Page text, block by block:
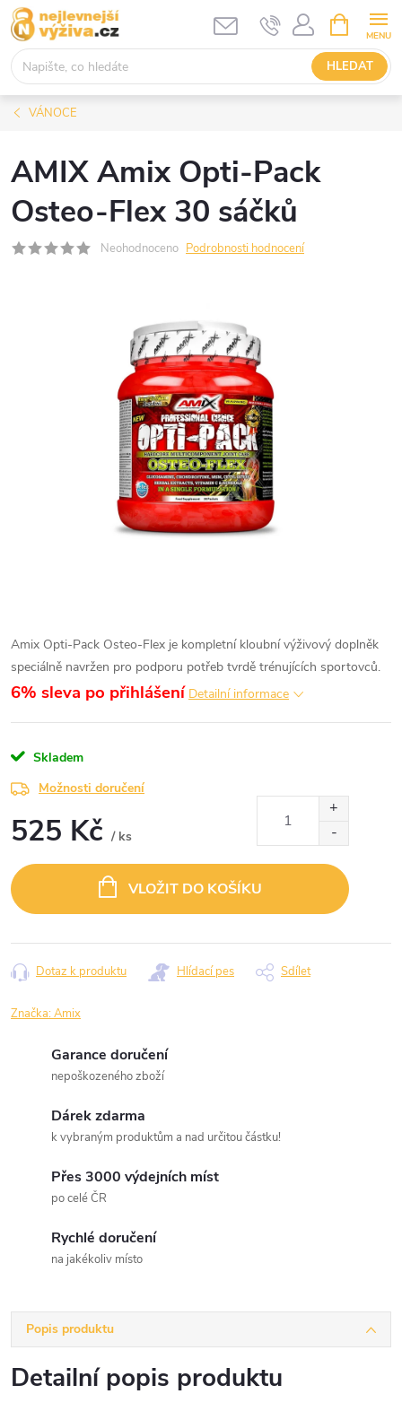
Přejít
na
obsah
HLEDAT
NÁKUPNÍ
KOŠÍK
VÁNOCE
AMIX Amix Opti-Pack
Osteo-Flex 30 sáčků
Neohodnoceno Podrobnosti hodnocení
Amix Opti-Pack Osteo-Flex je kompletní kloubní výživový doplněk
speciálně navržen pro podporu potřeb tvrdě trénujících sportovců.
6% sleva po přihlášení Detailní informace
Skladem
Možnosti doručení
525 Kč / ks
cena:
VLOŽIT DO KOŠÍKU
Dotaz k produktu Hlídací pes Sdílet
Značka:Amix
Garance doručení
nepoškozeného zboží
Dárek zdarma
k vybraným produktům a nad určitou částku!
Přes 3000 výdejních míst
po celé ČR
Rychlé doručení
na jakékoliv místo
Popis produktu
Detailní popis produktu